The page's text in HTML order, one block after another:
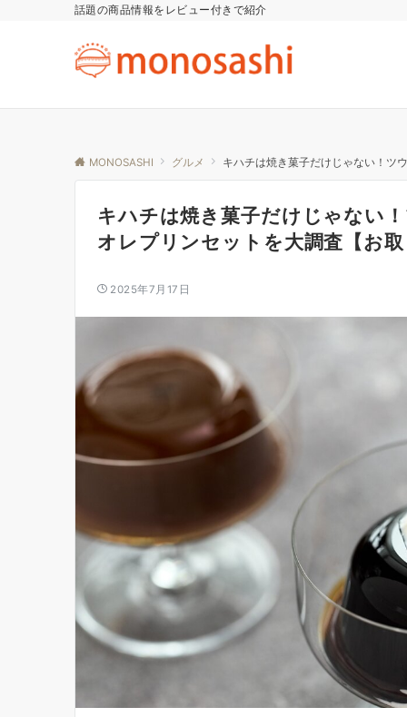
話題の商品情報をレビュー付きで紹介
MONOSASHI グルメ キハチは焼き菓子だけじゃない！ツ
キハチは焼き菓子だけじゃない
オレプリンセットを大調査【お
2025年7月17日